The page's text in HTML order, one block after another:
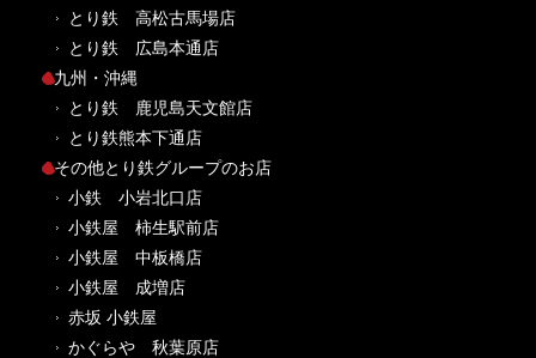
とり鉄 高松古馬場店
とり鉄 広島本通店
九州・沖縄
とり鉄 鹿児島天文館店
とり鉄熊本下通店
その他とり鉄グループのお店
小鉄 小岩北口店
小鉄屋 柿生駅前店
小鉄屋 中板橋店
小鉄屋 成増店
赤坂 小鉄屋
かぐらや 秋葉原店